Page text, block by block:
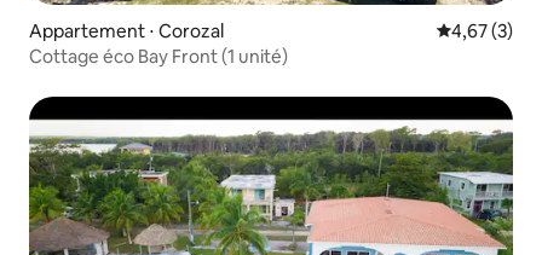
Appartement ⋅ Corozal Évaluation
4,67 (3)
Cottage éco Bay Front (1 unité)